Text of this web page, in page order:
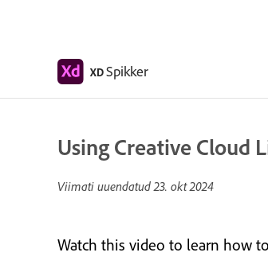
XDSpikker
Using Creative Cloud
Viimati uuendatud23. okt 2024
Watch this video to learn how